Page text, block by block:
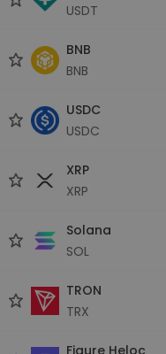
USDT
BNB
BNB
USDC
USDC
XRP
XRP
Solana
SOL
TRON
TRX
Figure Heloc